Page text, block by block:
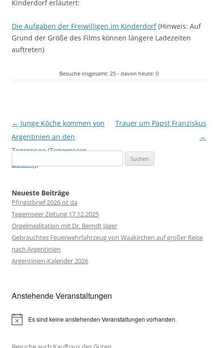
Kinderdorf erläutert:
Die Aufgaben der Freiwilligen im Kinderdorf(Hinweis: Auf
Grund der Größe des Films können längere Ladezeiten
auftreten)
Besuche insgesamt: 25 - davon heute: 0
Beitragsnavigation
← Junge Köche kommen von
Argentinien an den
Tegernsee (Tegernseer
Zeitung)
Trauer um Papst Franziskus
→
nach:
Neueste Beiträge
Pfingstbrief 2026 ist da
Tegernseer Zeitung 17.12.2025
Orgelmeditation mit Dr. Berndt Jäger
Gebrauchtes Feuerwehrfahrzeug von Waakirchen auf großer Reise
nach Argentinien
Argentinien-Kalender 2026
Anstehende Veranstaltungen
HinweisEs sind keine anstehenden Veranstaltungen vorhanden.